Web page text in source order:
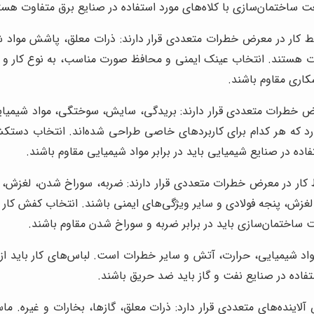
ساختمان‌سازی با کلاه‌های مورد استفاده در صنایع برق متفاوت
در معرض خطرات متعددی قرار دارند: ذرات معلق، پاشش
انتخاب عینک ایمنی و محافظ صورت مناسب، به نوع کار
مقاوم باشند.
خطرات متعددی قرار دارند: بریدگی، سایش، سوختگی، مواد
که هر کدام برای کاربردهای خاصی طراحی شده‌اند. انتخاب
در صنایع شیمیایی باید در برابر مواد شیمیایی مقاوم باشند.
در معرض خطرات متعددی قرار دارند: ضربه، سوراخ شدن،
پنجه فولادی و سایر ویژگی‌های ایمنی باشند. انتخاب کفش
باید در برابر ضربه و سوراخ شدن مقاوم باشند.
شیمیایی، حرارت، آتش و سایر خطرات است. لباس‌های کار
در صنایع نفت و گاز باید ضد حریق باشند.
متعددی قرار دارد: ذرات معلق، گازها، بخارات و